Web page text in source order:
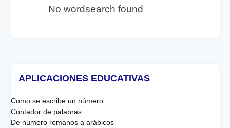
No wordsearch found
APLICACIONES EDUCATIVAS
Como se escribe un número
Contador de palabras
De numero romanos a arábicos